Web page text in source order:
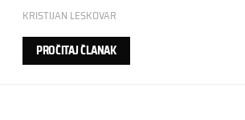
KRISTIJAN LESKOVAR
PROČITAJ ČLANAK